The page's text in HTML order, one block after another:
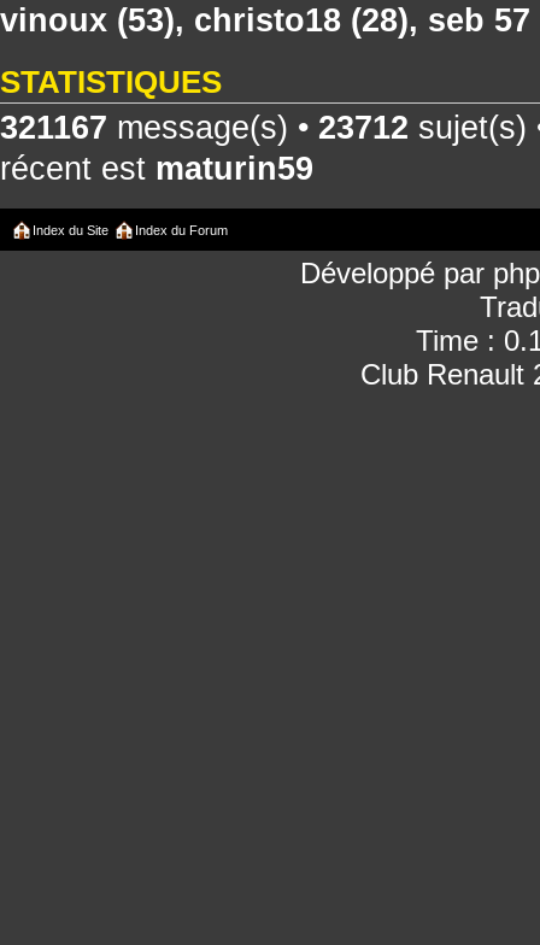
vinoux (53), christo18 (28), seb 57
STATISTIQUES
321167 message(s) • 23712 sujet(s)
récent est maturin59
Index du Site Index du Forum
Développé par
Time :
Club Renault